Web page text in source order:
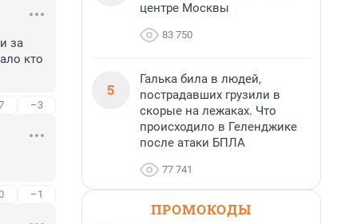
за
кто
–3
–1
центре Москвы
83 750
5
Галька била в людей,
пострадавших грузили в
скорые на лежаках. Что
происходило в Геленджике
после атаки БПЛА
77 741
ПРОМОКОДЫ